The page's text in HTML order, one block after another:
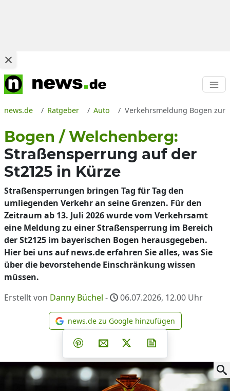
news.de Ratgeber Auto Verkehrsmeldung Bogen zur
Bogen / Welchenberg:
Straßensperrung auf der
St2125 in Kürze
Straßensperrungen bringen Tag für Tag den
umliegenden Verkehr an seine Grenzen. Für den
Zeitraum ab 13. Juli 2026 wurde vom Verkehrsamt
eine Meldung zu einer Straßensperrung im Bereich
der St2125 im bayerischen Bogen herausgegeben.
Hier bei uns auf news.de erfahren Sie alles, was Sie
über die bevorstehende Einschränkung wissen
müssen.
Erstellt von Danny Büchel - 06.07.2026, 12.00 Uhr
news.de zu Google
news.de zu Google hinzufügen
Teilen auf Facebook
Teilen auf Whatsapp
Teilen auf Telegram
Teilen auf Pinterest
Per E-Mail teilen
Post auf X